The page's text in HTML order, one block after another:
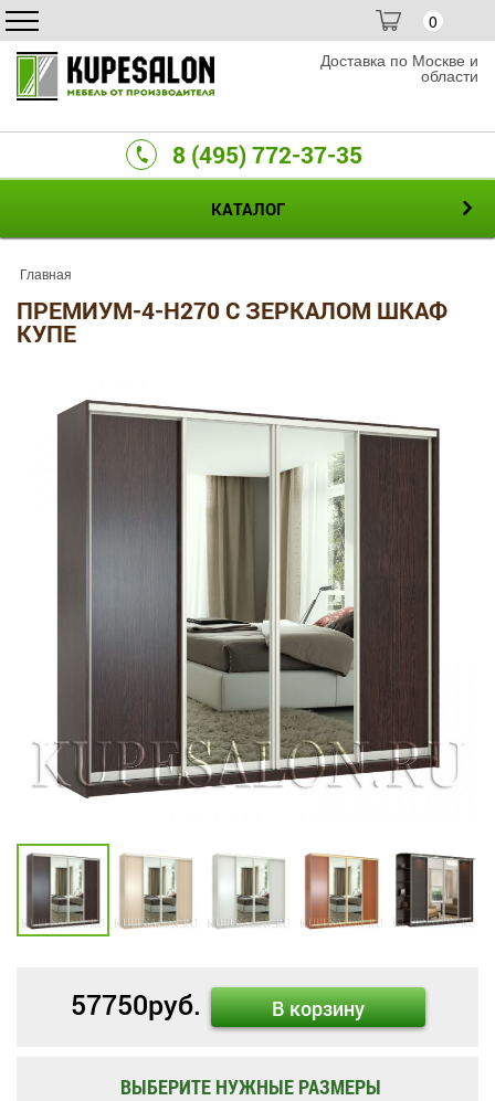
0
Доставка по Москве и
области
8 (495) 772-37-35
КАТАЛОГ
Главная
ПРЕМИУМ-4-H270 С ЗЕРКАЛОМ ШКАФ
КУПЕ
57750руб. В корзину
ВЫБЕРИТЕ НУЖНЫЕ РАЗМЕРЫ